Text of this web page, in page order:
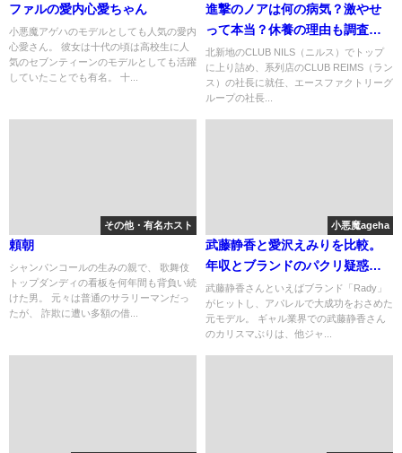
ファルの愛内心愛ちゃん
小悪魔アゲハのモデルとしても人気の愛内
心愛さん。 彼女は十代の頃は高校生に人
気のセブンティーンのモデルとしても活躍
していたことでも有名。 十...
進撃のノアは何の病気？激やせ
って本当？休養の理由も調査し
てみた
北新地のCLUB NILS（ニルス）でトップ
に上り詰め、系列店のCLUB REIMS（ラン
ス）の社長に就任、エースファクトリーグ
ループの社長...
その他・有名ホスト
頼朝
シャンパンコールの生みの親で、 歌舞伎
トップダンディの看板を何年間も背負い続
けた男。 元々は普通のサラリーマンだっ
たが、 詐欺に遭い多額の借...
小悪魔ageha
武藤静香と愛沢えみりを比較。
年収とブランドのパクリ疑惑
は？
武藤静香さんといえばブランド「Rady」
がヒットし、アパレルで大成功をおさめた
元モデル。 ギャル業界での武藤静香さん
のカリスマぶりは、他ジャ...